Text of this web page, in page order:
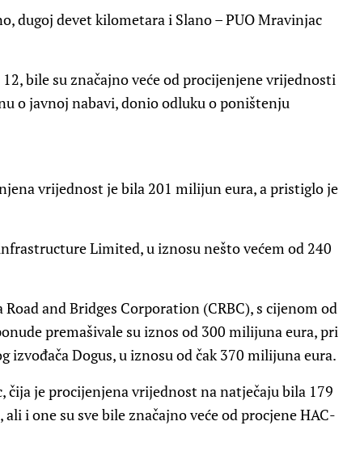
dugoj devet kilometara i Slano – PUO Mravinjac
bile su značajno veće od procijenjene vrijednosti
o javnoj nabavi, donio odluku o poništenju
vrijednost je bila 201 milijun eura, a pristiglo je
Limited, u iznosu nešto većem od 240
and Bridges Corporation (CRBC), s cijenom od
premašivale su iznos od 300 milijuna eura, pri
izvođača Dogus, u iznosu od čak 370 milijuna eura.
čija je procijenjena vrijednost na natječaju bila 179
i one su sve bile značajno veće od procjene HAC-